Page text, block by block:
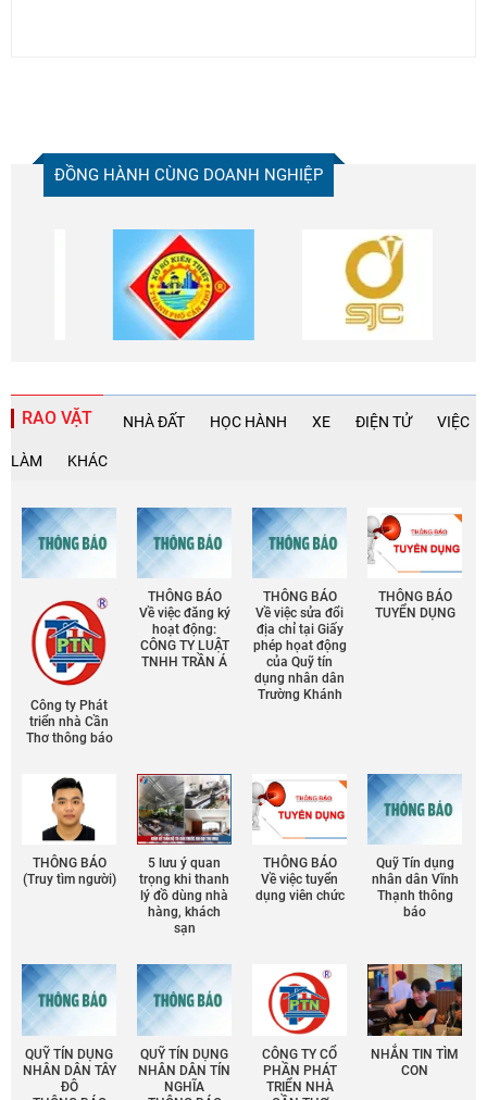
ĐỒNG HÀNH CÙNG DOANH NGHIỆP
RAO VẶT NHÀ ĐẤT HỌC HÀNH XE ĐIỆN TỬ VIỆC
LÀM KHÁC
Công ty Phát
triển nhà Cần
Thơ thông báo
THÔNG BÁO
Về việc đăng ký
hoạt động:
CÔNG TY LUẬT
TNHH TRẦN Á
THÔNG BÁO
Về việc sửa đổi
địa chỉ tại Giấy
phép họat động
của Quỹ tín
dụng nhân dân
Trường Khánh
THÔNG BÁO
TUYỂN DỤNG
THÔNG BÁO
(Truy tìm người)
5 lưu ý quan
trọng khi thanh
lý đồ dùng nhà
hàng, khách
sạn
THÔNG BÁO
Về việc tuyển
dụng viên chức
Quỹ Tín dụng
nhân dân Vĩnh
Thạnh thông
báo
QUỸ TÍN DỤNG
NHÂN DÂN TÂY
ĐÔ
QUỸ TÍN DỤNG
NHÂN DÂN TÍN
NGHĨA
CÔNG TY CỔ
PHẦN PHÁT
TRIỂN NHÀ
NHẮN TIN TÌM
CON